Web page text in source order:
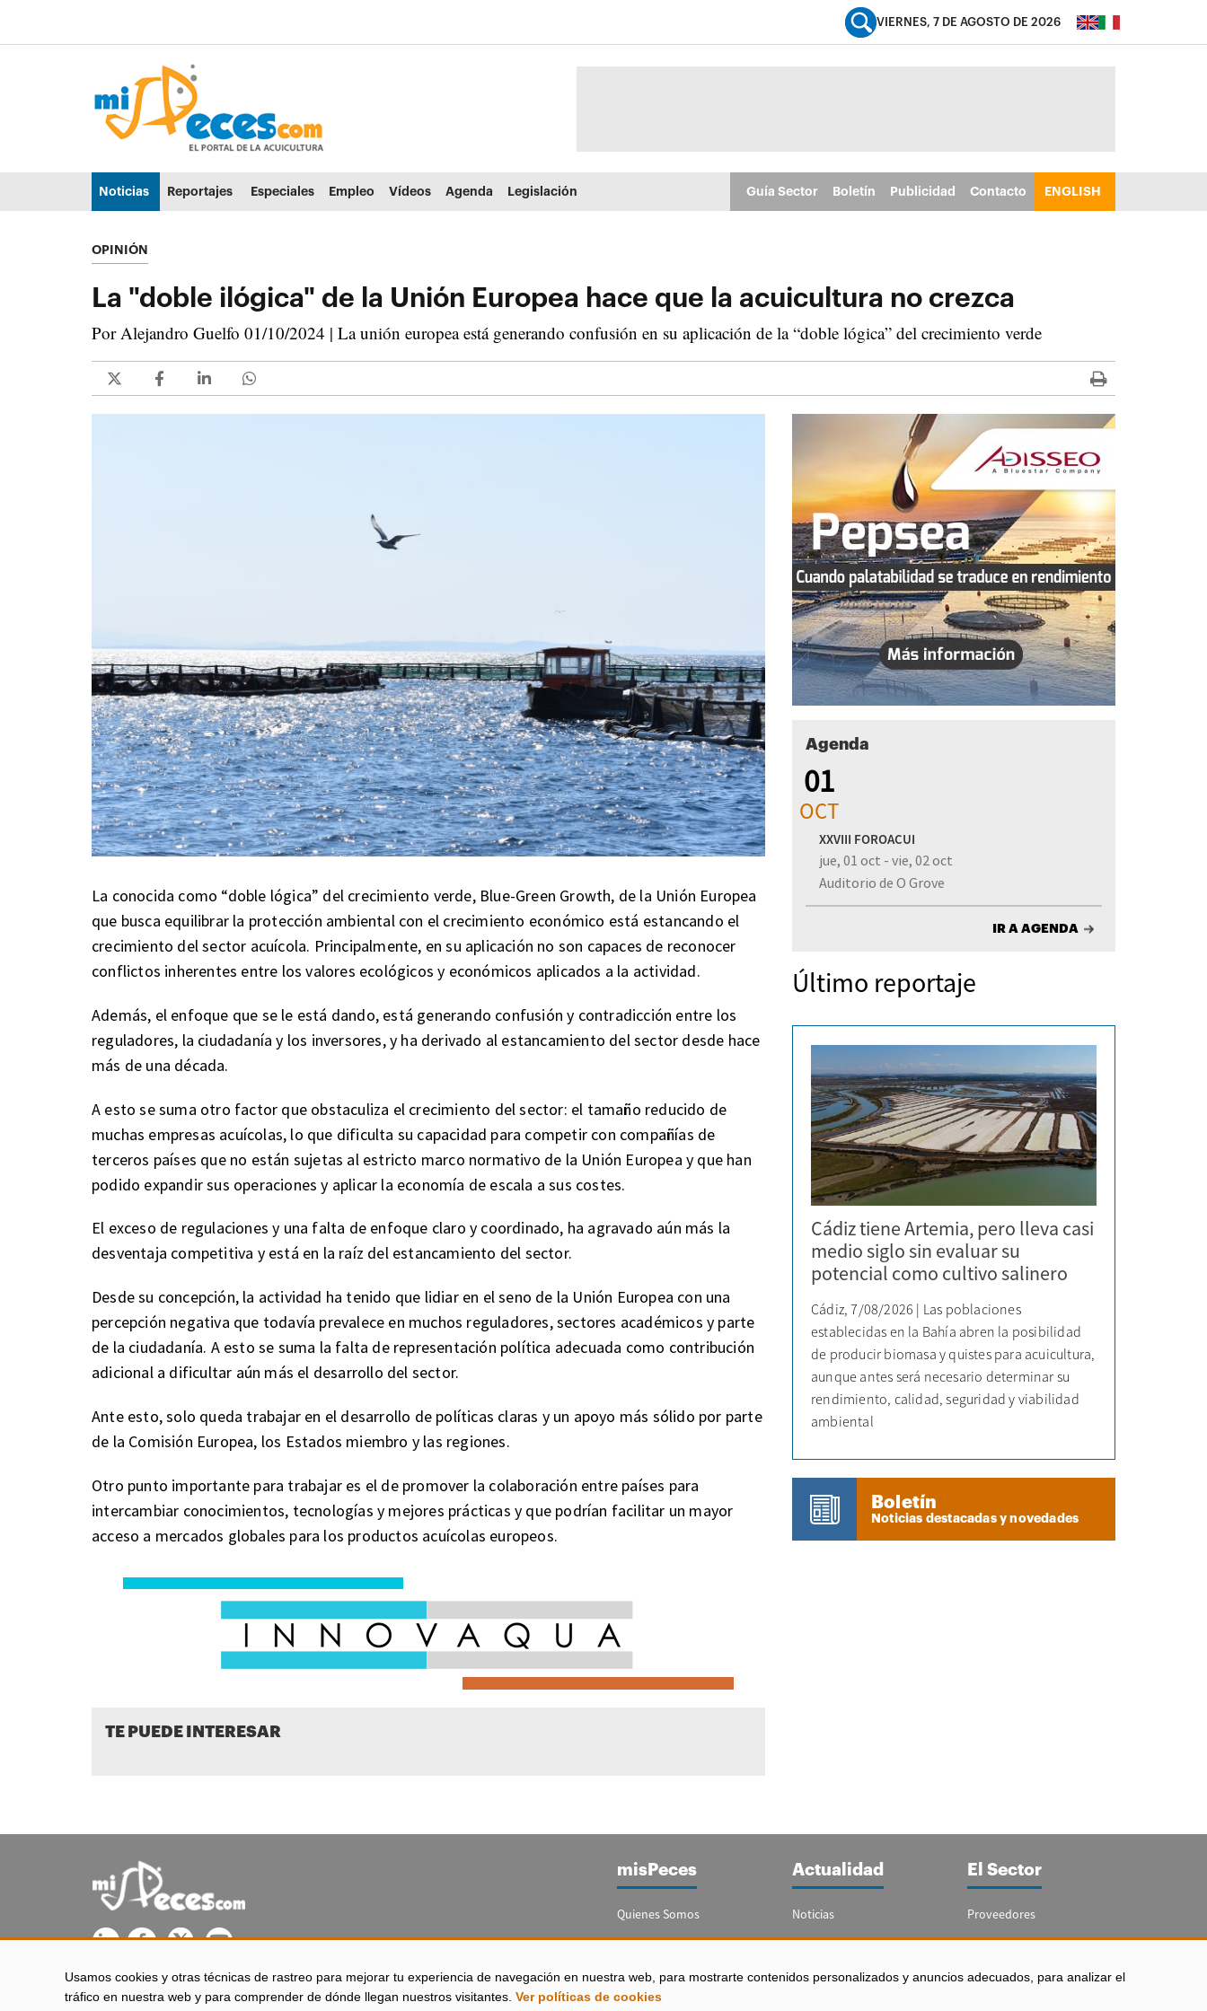
Usamos cookies y otras técnicas de rastreo para mejorar tu experiencia de navegación en nuestra web, para mostrarte contenidos personalizados y anuncios adecuados, para analizar el
tráfico en nuestra web y para comprender de dónde llegan nuestros visitantes. Ver políticas de cookies
Ir al menú principal (alt + u)
VIERNES, 7 DE AGOSTO DE 2026
Noticias Reportajes Especiales Empleo Vídeos Agenda Legislación Guía Sector Boletín Publicidad Contacto ENGLISH
OPINIÓN
La "doble ilógica" de la Unión Europea hace que la acuicultura no crezca
Por Alejandro Guelfo 01/10/2024 | La unión europea está generando confusión en su aplicación de la “doble lógica” del crecimiento verde
La conocida como “doble lógica” del crecimiento verde, Blue-Green Growth, de la Unión Europea
que busca equilibrar la protección ambiental con el crecimiento económico está estancando el
crecimiento del sector acuícola. Principalmente, en su aplicación no son capaces de reconocer
conflictos inherentes entre los valores ecológicos y económicos aplicados a la actividad.
Además, el enfoque que se le está dando, está generando confusión y contradicción entre los
reguladores, la ciudadanía y los inversores, y ha derivado al estancamiento del sector desde hace
más de una década.
A esto se suma otro factor que obstaculiza el crecimiento del sector: el tamaño reducido de
muchas empresas acuícolas, lo que dificulta su capacidad para competir con compañías de
terceros países que no están sujetas al estricto marco normativo de la Unión Europea y que han
podido expandir sus operaciones y aplicar la economía de escala a sus costes.
El exceso de regulaciones y una falta de enfoque claro y coordinado, ha agravado aún más la
desventaja competitiva y está en la raíz del estancamiento del sector.
Desde su concepción, la actividad ha tenido que lidiar en el seno de la Unión Europea con una
percepción negativa que todavía prevalece en muchos reguladores, sectores académicos y parte
de la ciudadanía. A esto se suma la falta de representación política adecuada como contribución
adicional a dificultar aún más el desarrollo del sector.
Ante esto, solo queda trabajar en el desarrollo de políticas claras y un apoyo más sólido por parte
de la Comisión Europea, los Estados miembro y las regiones.
Otro punto importante para trabajar es el de promover la colaboración entre países para
intercambiar conocimientos, tecnologías y mejores prácticas y que podrían facilitar un mayor
acceso a mercados globales para los productos acuícolas europeos.
TE PUEDE INTERESAR
Agenda
01
OCT
XXVIII FOROACUI
jue, 01 oct - vie, 02 oct
Auditorio de O Grove
IR A AGENDA
Último reportaje
Cádiz tiene Artemia, pero lleva casi
medio siglo sin evaluar su
potencial como cultivo salinero
Cádiz, 7/08/2026 | Las poblaciones
establecidas en la Bahía abren la posibilidad
de producir biomasa y quistes para acuicultura,
aunque antes será necesario determinar su
rendimiento, calidad, seguridad y viabilidad
ambiental
Boletín
Noticias destacadas y novedades
misPeces se edita desde El Puerto de Santa María (Cádiz - España)
misPeces
Quienes Somos
Publicidad
Contacto
Configurar Cookies
Actualidad
Noticias
Reportajes
Boletín Acuicultura
El Sector
Proveedores
Guía del Sector
Legislación